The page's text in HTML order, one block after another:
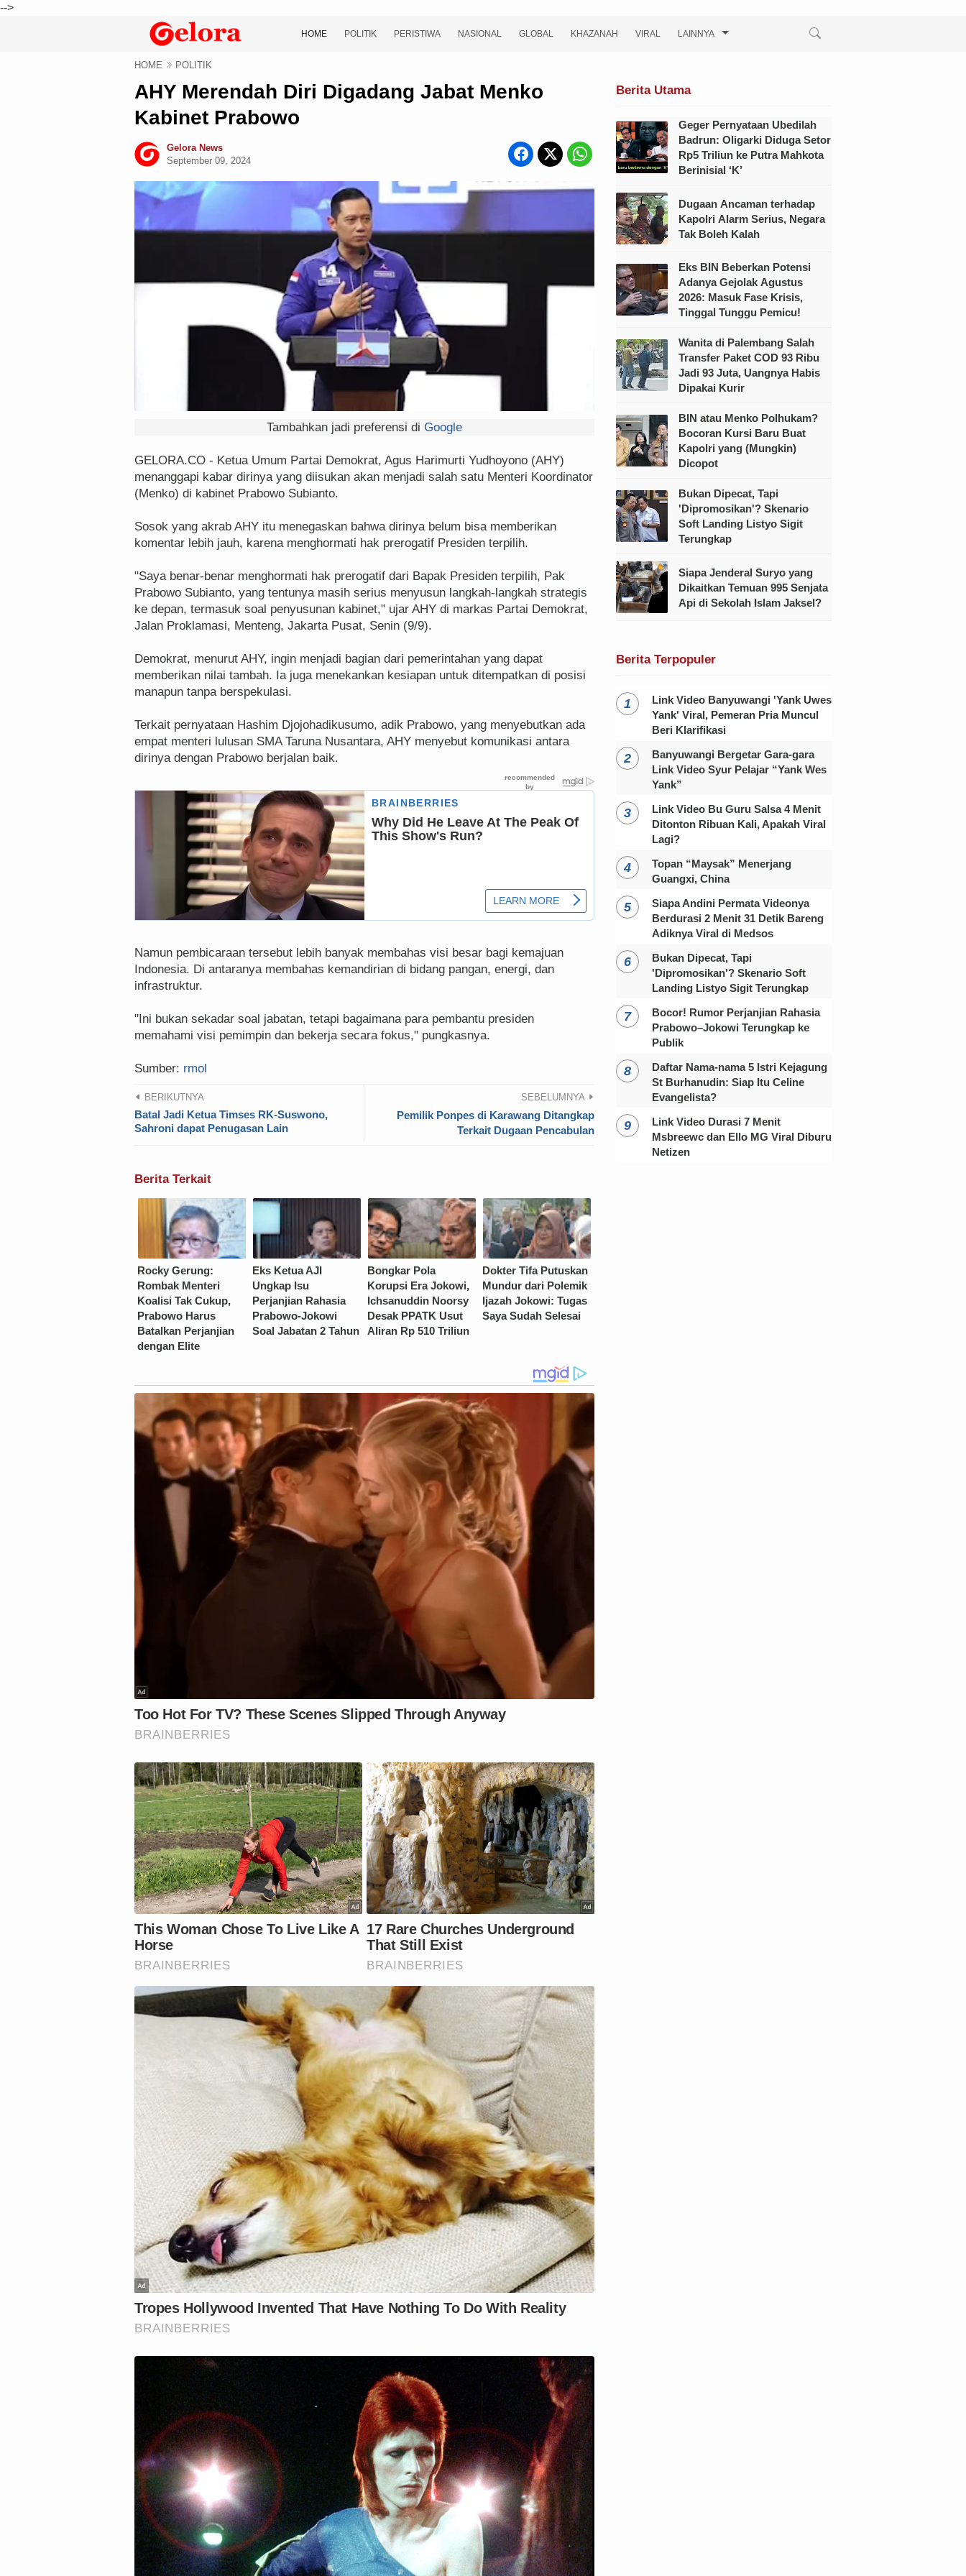
-->
HOME POLITIK PERISTIWA NASIONAL GLOBAL KHAZANAH VIRAL LAINNYA
HOME POLITIK
AHY Merendah Diri Digadang Jabat Menko
Kabinet Prabowo
Gelora News
September 09, 2024
Tambahkan jadi preferensi di Google
GELORA.CO - Ketua Umum Partai Demokrat, Agus Harimurti Yudhoyono (AHY)
menanggapi kabar dirinya yang diisukan akan menjadi salah satu Menteri Koordinator
(Menko) di kabinet Prabowo Subianto.
Sosok yang akrab AHY itu menegaskan bahwa dirinya belum bisa memberikan
komentar lebih jauh, karena menghormati hak prerogatif Presiden terpilih.
"Saya benar-benar menghormati hak prerogatif dari Bapak Presiden terpilih, Pak
Prabowo Subianto, yang tentunya masih serius menyusun langkah-langkah strategis
ke depan, termasuk soal penyusunan kabinet," ujar AHY di markas Partai Demokrat,
Jalan Proklamasi, Menteng, Jakarta Pusat, Senin (9/9).
Demokrat, menurut AHY, ingin menjadi bagian dari pemerintahan yang dapat
memberikan nilai tambah. Ia juga menekankan kesiapan untuk ditempatkan di posisi
manapun tanpa berspekulasi.
Terkait pernyataan Hashim Djojohadikusumo, adik Prabowo, yang menyebutkan ada
empat menteri lulusan SMA Taruna Nusantara, AHY menyebut komunikasi antara
dirinya dengan Prabowo berjalan baik.
Namun pembicaraan tersebut lebih banyak membahas visi besar bagi kemajuan
Indonesia. Di antaranya membahas kemandirian di bidang pangan, energi, dan
infrastruktur.
"Ini bukan sekadar soal jabatan, tetapi bagaimana para pembantu presiden
memahami visi pemimpin dan bekerja secara fokus," pungkasnya.
Sumber: rmol
BERIKUTNYA
Batal Jadi Ketua Timses RK-Suswono,
Sahroni dapat Penugasan Lain
SEBELUMNYA
Pemilik Ponpes di Karawang Ditangkap
Terkait Dugaan Pencabulan
Berita Terkait
Rocky Gerung:
Rombak Menteri
Koalisi Tak Cukup,
Prabowo Harus
Batalkan Perjanjian
dengan Elite
Eks Ketua AJI
Ungkap Isu
Perjanjian Rahasia
Prabowo-Jokowi
Soal Jabatan 2 Tahun
Bongkar Pola
Korupsi Era Jokowi,
Ichsanuddin Noorsy
Desak PPATK Usut
Aliran Rp 510 Triliun
Dokter Tifa Putuskan
Mundur dari Polemik
Ijazah Jokowi: Tugas
Saya Sudah Selesai
Berita Utama
Geger Pernyataan Ubedilah
Badrun: Oligarki Diduga Setor
Rp5 Triliun ke Putra Mahkota
Berinisial ‘K’
Dugaan Ancaman terhadap
Kapolri Alarm Serius, Negara
Tak Boleh Kalah
Eks BIN Beberkan Potensi
Adanya Gejolak Agustus
2026: Masuk Fase Krisis,
Tinggal Tunggu Pemicu!
Wanita di Palembang Salah
Transfer Paket COD 93 Ribu
Jadi 93 Juta, Uangnya Habis
Dipakai Kurir
BIN atau Menko Polhukam?
Bocoran Kursi Baru Buat
Kapolri yang (Mungkin)
Dicopot
Bukan Dipecat, Tapi
'Dipromosikan'? Skenario
Soft Landing Listyo Sigit
Terungkap
Siapa Jenderal Suryo yang
Dikaitkan Temuan 995 Senjata
Api di Sekolah Islam Jaksel?
Berita Terpopuler
Link Video Banyuwangi 'Yank Uwes
Yank' Viral, Pemeran Pria Muncul
Beri Klarifikasi
Banyuwangi Bergetar Gara-gara
Link Video Syur Pelajar “Yank Wes
Yank”
Link Video Bu Guru Salsa 4 Menit
Ditonton Ribuan Kali, Apakah Viral
Lagi?
Topan “Maysak” Menerjang
Guangxi, China
Siapa Andini Permata Videonya
Berdurasi 2 Menit 31 Detik Bareng
Adiknya Viral di Medsos
Bukan Dipecat, Tapi
'Dipromosikan'? Skenario Soft
Landing Listyo Sigit Terungkap
Bocor! Rumor Perjanjian Rahasia
Prabowo–Jokowi Terungkap ke
Publik
Daftar Nama-nama 5 Istri Kejagung
St Burhanudin: Siap Itu Celine
Evangelista?
Link Video Durasi 7 Menit
Msbreewc dan Ello MG Viral Diburu
Netizen